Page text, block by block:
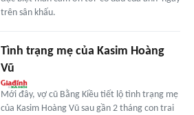
trên sân khấu.
Tình trạng mẹ của Kasim Hoàng
Vũ
Mới đây, vợ cũ Bằng Kiều tiết lộ tình trạng mẹ
của Kasim Hoàng Vũ sau gần 2 tháng con trai